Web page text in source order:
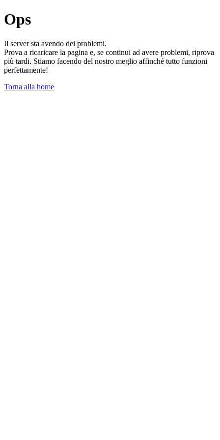
Ops
Il server sta avendo dei problemi.
Prova a ricaricare la pagina e, se continui ad avere problemi, riprova
più tardi. Stiamo facendo del nostro meglio affinché tutto funzioni
perfettamente!
Torna alla home